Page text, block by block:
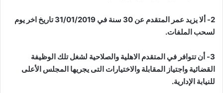
2- ألا يزيد عمر المتقدم عن 30 سنة في 31/01/2019 تاريخ اخر يوم
لسحب الملفات.
3- أن تتوافر في المتقدم الاهلية والصلاحية لشغل تلك الوظيفة
القضائية واجتياز المقابلة والاختيارات التى يجريها المجلس الأعلى
للنيابة الإدارية.